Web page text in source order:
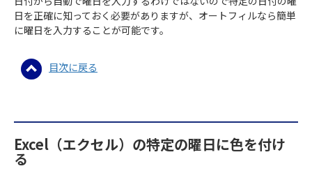
日を正確に知っておく必要がありますが、オートフィルなら簡単
に曜日を入力することが可能です。
目次に戻る
Excel（エクセル）の特定の曜日に色を付け
る